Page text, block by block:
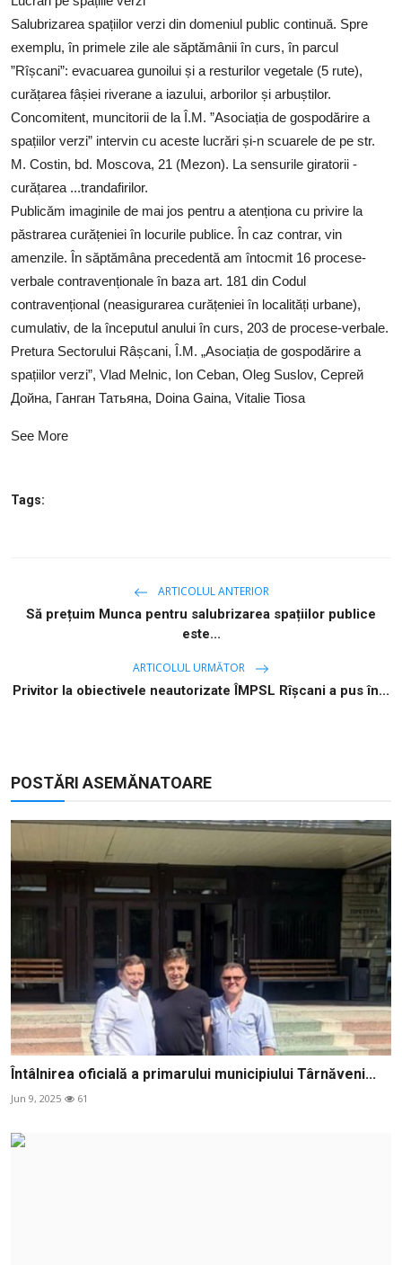
SERVICII
Sectorul Rîșcani
Căutați pe Internet
Salubrizarea spațiilor verzi din domeniul public continuă. Spre
exemplu, în primele zile ale săptămânii în curs, în parcul
”Rîșcani”: evacuarea gunoilui și a resturilor vegetale (5 rute),
curățarea fâșiei riverane a iazului, arborilor și arbuștilor.
Concomitent, muncitorii de la Î.M. ”Asociația de gospodărire a
spațiilor verzi” intervin cu aceste lucrări și-n scuarele de pe str.
M. Costin, bd. Moscova, 21 (Mezon). La sensurile giratorii -
curățarea ...trandafirilor.
Publicăm imaginile de mai jos pentru a atenționa cu privire la
păstrarea curățeniei în locurile publice. În caz contrar, vin
amenzile. În săptămâna precedentă am întocmit 16 procese-
verbale contravenționale în baza art. 181 din Codul
contravențional (neasigurarea curățeniei în localități urbane),
cumulativ, de la începutul anului în curs, 203 de procese-verbale.
Pretura Sectorului Râșcani, Î.M. „Asociația de gospodărire a
spațiilor verzi”, Vlad Melnic, Ion Ceban, Oleg Suslov, Сергей
Дойна, Ганган Татьяна, Doina Gaina, Vitalie Tiosa
See More
Tags:
ARTICOLUL ANTERIOR
Să prețuim Munca pentru salubrizarea spațiilor publice
este...
ARTICOLUL URMĂTOR
Privitor la obiectivele neautorizate ÎMPSL Rîșcani a pus în...
POSTĂRI ASEMĂNATOARE
Întâlnirea oficială a primarului municipiului Târnăveni...
Jun 9, 2025 61